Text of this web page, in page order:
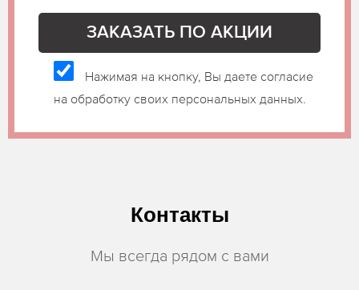
Нажимая на кнопку, Вы даете согласие
на обработку своих персональных данных.
Контакты
Мы всегда рядом с вами